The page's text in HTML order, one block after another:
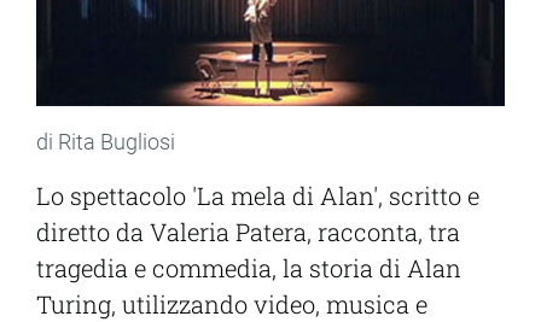
di Rita Bugliosi
Lo spettacolo 'La mela di Alan', scritto e
diretto da Valeria Patera, racconta, tra
tragedia e commedia, la storia di Alan
Turing, utilizzando video, musica e